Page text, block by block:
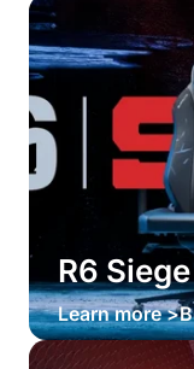
R6
Learn more >